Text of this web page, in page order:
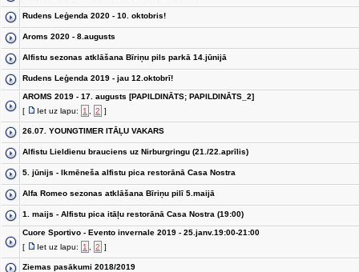
Rudens Leģenda 2020 - 10. oktobris!
Aroms 2020 - 8.augusts
Alfistu sezonas atklāšana Bīriņu pils parkā 14.jūnijā
Rudens Leģenda 2019 - jau 12.oktobrī!
AROMS 2019 - 17. augusts [PAPILDINĀTS; PAPILDINĀTS_2]
[
Iet uz lapu: 1 2 ]
26.07. YOUNGTIMER ITĀĻU VAKARS
Alfistu Lieldienu brauciens uz Nirburgringu (21./22.aprīlis)
5. jūnijs - Ikmēneša alfistu pica restorānā Casa Nostra
Alfa Romeo sezonas atklāšana Bīriņu pilī 5.maijā
1. maijs - Alfistu pica itāļu restorānā Casa Nostra (19:00)
Cuore Sportivo - Evento invernale 2019 - 25.janv.19:00-21:00
[
Iet uz lapu: 1 2 ]
Ziemas pasākumi 2018/2019